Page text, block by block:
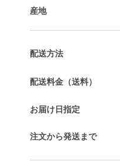
産地
配送方法
配送料金（送料）
お届け日指定
注文から発送まで